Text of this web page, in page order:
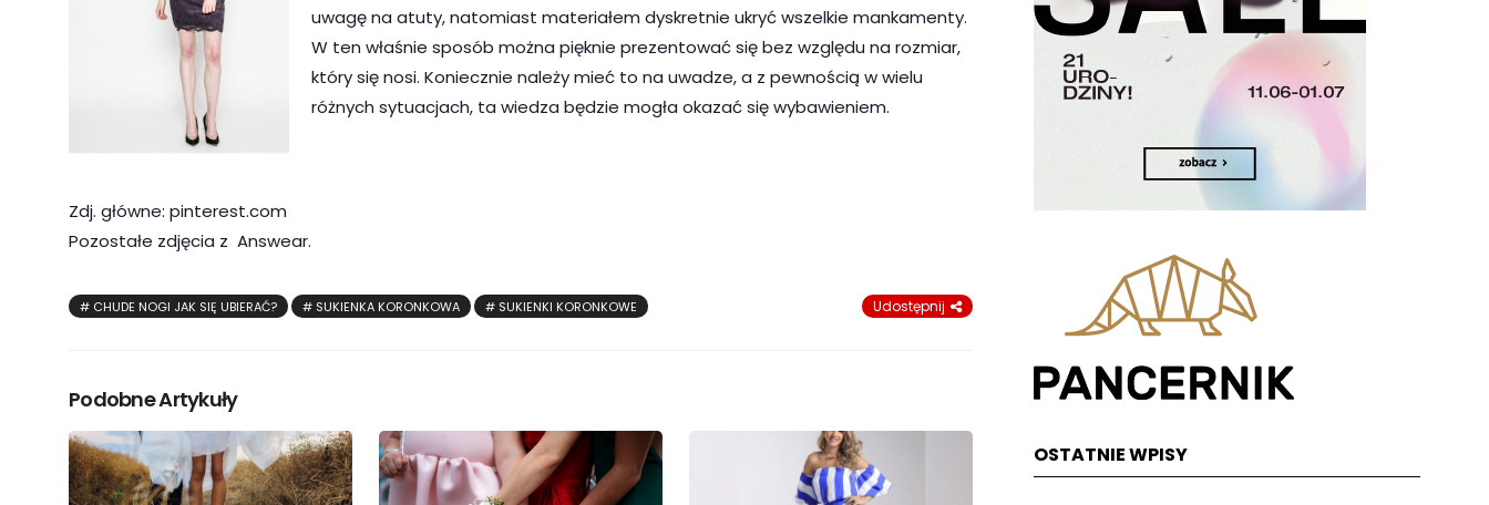
uwagę na atuty, natomiast materiałem dyskretnie ukryć wszelkie mankamenty.
W ten właśnie sposób można pięknie prezentować się bez względu na rozmiar,
który się nosi. Koniecznie należy mieć to na uwadze, a z pewnością w wielu
różnych sytuacjach, ta wiedza będzie mogła okazać się wybawieniem.
Zdj. główne: pinterest.com
Pozostałe zdjęcia z Answear.
CHUDE NOGI JAK SIĘ UBIERAĆ? SUKIENKA KORONKOWA SUKIENKI KORONKOWE Udostępnij
Podobne Artykuły
OSTATNIE WPISY